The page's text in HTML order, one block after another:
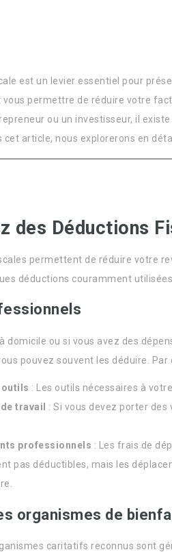
est un levier essentiel pour
permettre de réduire votre
ou un investisseur, il
cet article, nous explorerons en
des Déductions
permettent de réduire votre
déductions couramment
domicile ou si vous avez des
pouvez souvent les déduire. Par
outils : Les outils nécessaires à
travail
: Si vous devez porter
professionnels : Les frais de
pas déductibles, mais les
organismes de
caritatifs reconnus sont